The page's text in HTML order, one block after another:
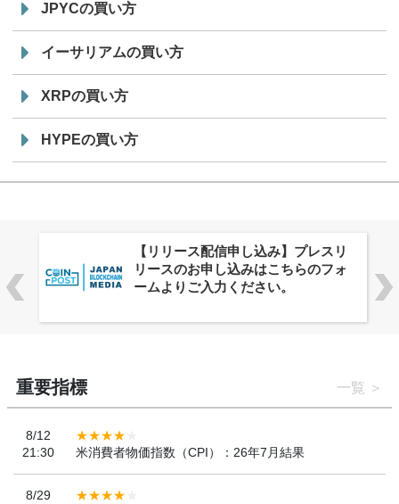
JPYCの買い方
イーサリアムの買い方
XRPの買い方
HYPEの買い方
株式会社PlnX、アジア最大級のグロ
ーバルWeb3カンファレンス
「WebX2026」とのコラボレーショ
重要指標 一覧
8/12
21:30
米消費者物価指数（CPI）：26年7月結果
8/29